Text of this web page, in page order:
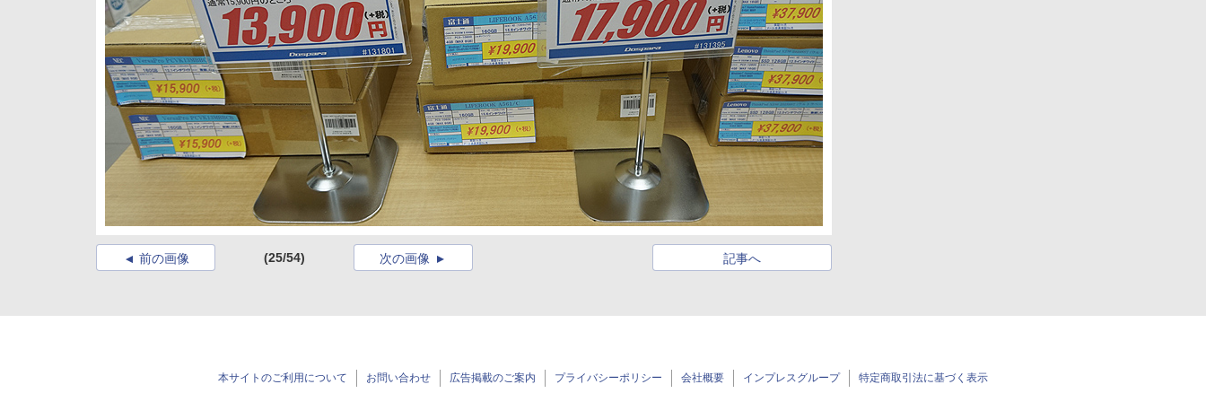
前の画像 (25/54) 記事へ
次の画像
本サイトのご利用について お問い合わせ 広告掲載のご案内 プライバシーポリシー 会社概要 インプレスグループ 特定商取引法に基づく表示